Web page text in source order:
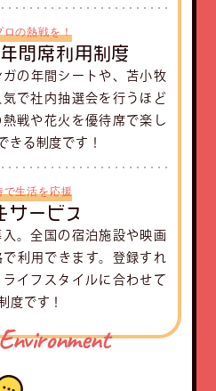
ロの熱戦を！
間席利用制度
の年間シートや、苫小牧
で社内抽選会を行うほど
戦や花火を優待席で楽し
きる制度です！
で生活を応援
サービス
入。全国の宿泊施設や映画
利用できます。登録すれ
イフスタイルに合わせて
度です！